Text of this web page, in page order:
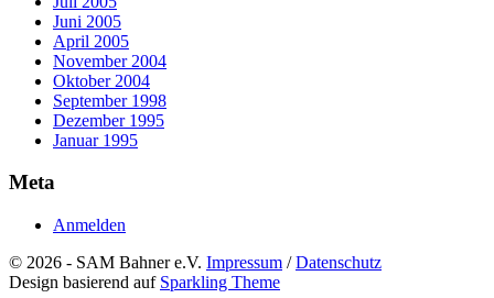
Juni 2005
April 2005
November 2004
Oktober 2004
September 1998
Dezember 1995
Januar 1995
Meta
Anmelden
© 2026 - SAM Bahner e.V. Impressum /Datenschutz
Design basierend auf Sparkling Theme